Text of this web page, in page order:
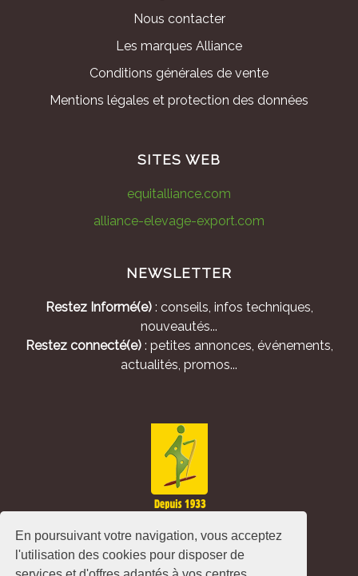
En poursuivant votre navigation, vous acceptez
l'utilisation des cookies pour disposer de
Nous contacter
Les marques Alliance
Conditions générales de vente
Mentions légales et protection des données
SITES WEB
equitalliance.com
alliance-elevage-export.com
NEWSLETTER
Restez Informé(e): conseils, infos techniques,
nouveautés...
Restez connecté(e): petites annonces, événements,
actualités, promos...